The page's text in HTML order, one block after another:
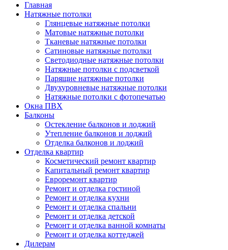
Главная
Натяжные потолки
Глянцевые натяжные потолки
Матовые натяжные потолки
Тканевые натяжные потолки
Сатиновые натяжные потолки
Светодиодные натяжные потолки
Натяжные потолки с подсветкой
Парящие натяжные потолки
Двухуровневые натяжные потолки
Натяжные потолки с фотопечатью
Окна ПВХ
Балконы
Остекление балконов и лоджий
Утепление балконов и лоджий
Отделка балконов и лоджий
Отделка квартир
Косметический ремонт квартир
Капитальный ремонт квартир
Евроремонт квартир
Ремонт и отделка гостиной
Ремонт и отделка кухни
Ремонт и отделка спальни
Ремонт и отделка детской
Ремонт и отделка ванной комнаты
Ремонт и отделка коттеджей
Дилерам